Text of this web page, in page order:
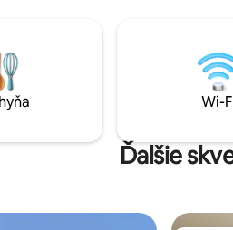
6 spální a 7
a vonkajší obytný
klimatizácie. Veľmi
alebo menej od
Wi-
Ďalšie